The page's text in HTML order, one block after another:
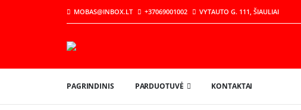
MOBAS@INBOX.LT +37069001002 VYTAUTO G. 111, ŠIAULIAI
PAGRINDINIS PARDUOTUVĖ KONTAKTAI